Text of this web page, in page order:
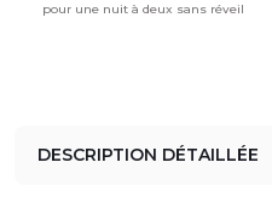
pour une nuit à deux sans réveil
DESCRIPTION DÉTAILLÉE